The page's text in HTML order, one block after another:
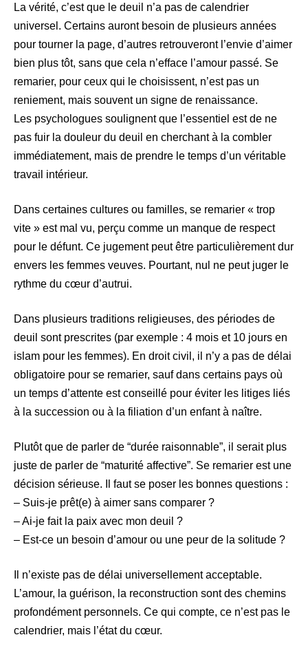
La vérité, c’est que le deuil n’a pas de calendrier
universel. Certains auront besoin de plusieurs années
pour tourner la page, d’autres retrouveront l’envie d’aimer
bien plus tôt, sans que cela n’efface l’amour passé. Se
remarier, pour ceux qui le choisissent, n’est pas un
reniement, mais souvent un signe de renaissance.
Les psychologues soulignent que l’essentiel est de ne
pas fuir la douleur du deuil en cherchant à la combler
immédiatement, mais de prendre le temps d’un véritable
travail intérieur.
Dans certaines cultures ou familles, se remarier « trop
vite » est mal vu, perçu comme un manque de respect
pour le défunt. Ce jugement peut être particulièrement dur
envers les femmes veuves. Pourtant, nul ne peut juger le
rythme du cœur d’autrui.
Dans plusieurs traditions religieuses, des périodes de
deuil sont prescrites (par exemple : 4 mois et 10 jours en
islam pour les femmes). En droit civil, il n’y a pas de délai
obligatoire pour se remarier, sauf dans certains pays où
un temps d’attente est conseillé pour éviter les litiges liés
à la succession ou à la filiation d’un enfant à naître.
Plutôt que de parler de “durée raisonnable”, il serait plus
juste de parler de “maturité affective”. Se remarier est une
décision sérieuse. Il faut se poser les bonnes questions :
– Suis-je prêt(e) à aimer sans comparer ?
– Ai-je fait la paix avec mon deuil ?
– Est-ce un besoin d’amour ou une peur de la solitude ?
Il n’existe pas de délai universellement acceptable.
L’amour, la guérison, la reconstruction sont des chemins
profondément personnels. Ce qui compte, ce n’est pas le
calendrier, mais l’état du cœur.